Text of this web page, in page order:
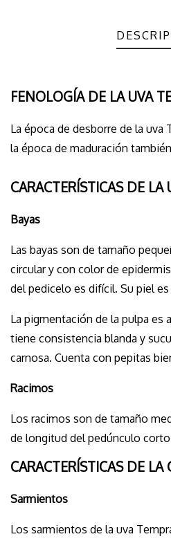
FENOLOGÍA DE LA UVA
La época de desborre de la uva
la época de maduración
CARACTERÍSTICAS DE
Bayas
Las bayas son de tamaño
circular y con color de
del pedicelo es difícil. Su piel es
La pigmentación de la pulpa es
tiene consistencia blanda y
carnosa. Cuenta con pepitas
Racimos
Los racimos son de tamaño
de longitud del pedúnculo
CARACTERÍSTICAS DE LA
Sarmientos
Los sarmientos de la uva